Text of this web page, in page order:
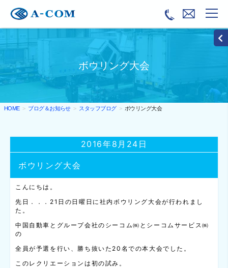
ボウリング大会
HOME ブログ＆お知らせ スタッフブログ ボウリング大会
ボウリング大会
2016年8月24日
こんにちは。
先日．．．21日の日曜日に社内ボウリング大会が行われまし
た。
中国自動車とグループ会社のシーコム㈱とシーコムサービス㈱
の
全員が予選を行い、勝ち抜いた20名での本大会でした。
このレクリエーションは初の試み。